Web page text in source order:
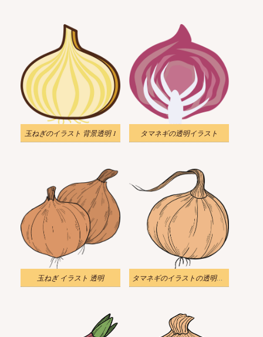
玉ねぎのイラスト 背景透明 1 タマネギの透明イラスト
玉ねぎ イラスト 透明 タマネギのイラストの透明な写真